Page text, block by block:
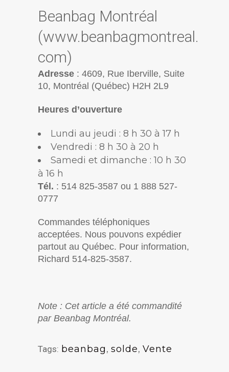
Beanbag Montréal
(www.beanbagmontreal.
com)
Adresse : 4609, Rue Iberville, Suite
10, Montréal (Québec) H2H 2L9
Heures d’ouverture
Lundi au jeudi : 8 h 30 à 17 h
Vendredi : 8 h 30 à 20 h
Samedi et dimanche : 10 h 30
à 16 h
Tél. : 514 825-3587 ou 1 888 527-
0777
Commandes téléphoniques
acceptées. Nous pouvons expédier
partout au Québec. Pour information,
Richard 514-825-3587.
Note : Cet article a été commandité
par Beanbag Montréal.
Tags: beanbag, solde, Vente